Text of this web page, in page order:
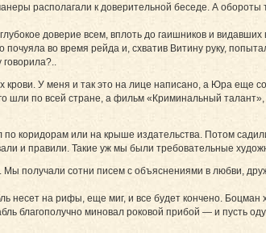
располагали к доверительной беседе. А обороты
доверие всем, вплоть до гаишников и
во время рейда и, схватив Витину руку,
У меня и так это на лице написано, а Юра еще
шли по всей стране, а фильм «Криминальный
коридорам или на крыше издательства. Потом
и правили. Такие уж мы были требовательные
получали сотни писем с объяснениями в любви,
несет на рифы, еще миг, и все будет кончено. Боцман
благополучно миновал роковой прибой — и пусть